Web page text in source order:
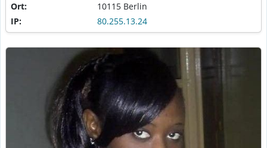
Ort:
10115 Berlin
IP:
80.255.13.24